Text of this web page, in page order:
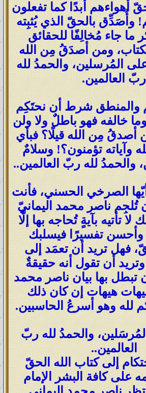
أهواءهم أبدًا كما تفعلون
وأُصَدِّق بالحقّ الذي يُثبِته
ما جاء مُخالِفًا للحقائق
ومن أصدَقُ مِن الله
المُرسلين، والحمدُ لله
ربّ العالمين.
والمنطق شرط أن نحتَكِم
خالفه فهو باطلٌ ولا ولن
أصدقُ مِن الله قيلًا؟ فبأي
وآياته تؤمنون؟! وسلامٌ
والحمدُ لله ربّ العالمين..
الصرخي الحسني، فأنت
تُلجِم ناصر محمد اليمانيّ
لا تأتيه بآيةٍ تُحاجه بها إلَّا
وأحسن تفسيرًا فيسلبك
فهل تريد أن تعمَد إلى
أن تقول أنه حقيقةٌ
تبطل بها بيان ناصر محمد
هيهات إن كان ذلك
لله وهو أسرعُ الحاسبين.
والحمدُ لله ربّ
العالمين..
إلى كتاب الله الحقّ
على كافة البشر الإمام